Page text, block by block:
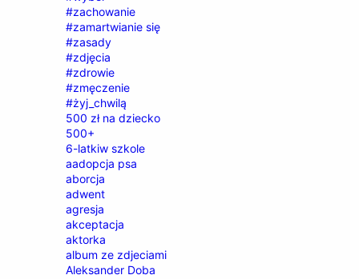
#zachowanie
#zamartwianie się
#zasady
#zdjęcia
#zdrowie
#zmęczenie
#żyj_chwilą
500 zł na dziecko
500+
6-latkiw szkole
aadopcja psa
aborcja
adwent
agresja
akceptacja
aktorka
album ze zdjeciami
Aleksander Doba